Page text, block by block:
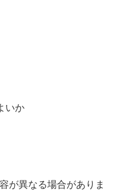
いか
が異なる場合がありま